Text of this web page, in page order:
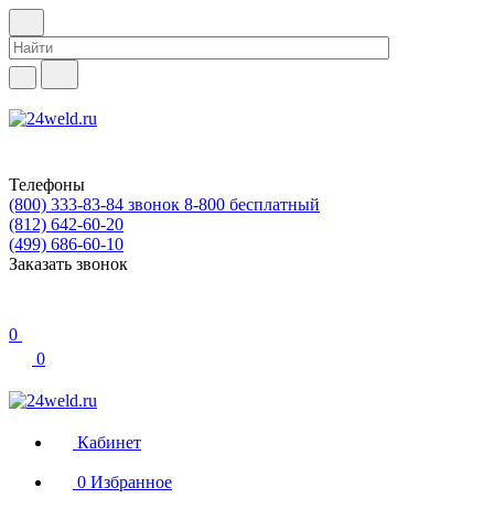
Телефоны
(800) 333-83-84 звонок 8-800 бесплатный
(812) 642-60-20
(499) 686-60-10
Заказать звонок
0
0
Кабинет
0 Избранное